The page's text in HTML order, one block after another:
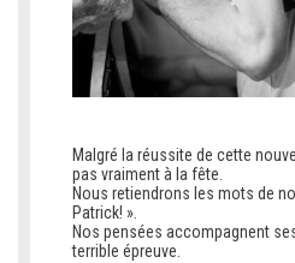
Malgré la réussite de cette
pas vraiment à la fête.
Nous retiendrons les mots de
Patrick! ».
Nos pensées accompagnent
terrible épreuve.